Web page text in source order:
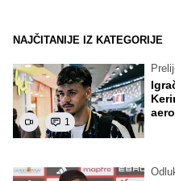
NAJČITANIJE IZ KATEGORIJE
1